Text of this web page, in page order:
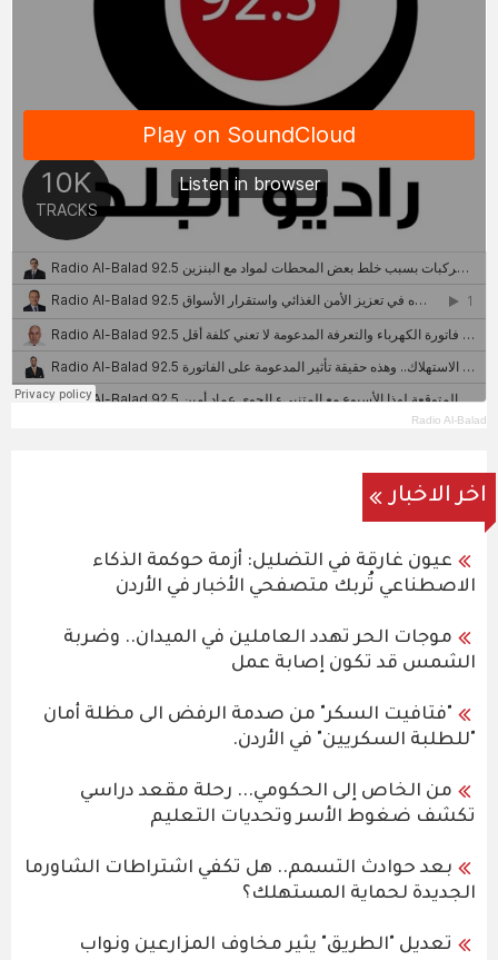
Radio Al-Balad
اخر الاخبار
عيون غارقة في التضليل: أزمة حوكمة الذكاء
الاصطناعي تُربك متصفحي الأخبار في الأردن
موجات الحر تهدد العاملين في الميدان.. وضربة
الشمس قد تكون إصابة عمل
"فتافيت السكر" من صدمة الرفض الى مظلة أمان
"للطلبة السكريين" في الأردن.
من الخاص إلى الحكومي... رحلة مقعد دراسي
تكشف ضغوط الأسر وتحديات التعليم
بعد حوادث التسمم.. هل تكفي اشتراطات الشاورما
الجديدة لحماية المستهلك؟
تعديل "الطريق" يثير مخاوف المزارعين ونواب